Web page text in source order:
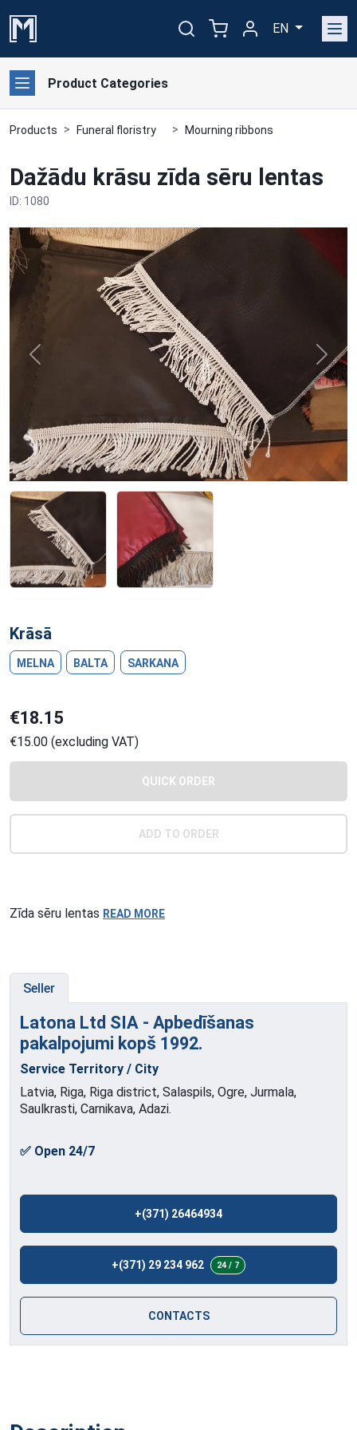
EN
Product Categories
Products Funeral floristry Mourning ribbons
Previous Next
Dažādu krāsu zīda sēru lentas
ID: 1080
Krāsā
MELNA BALTA SARKANA
€18.15
€15.00 (excluding VAT)
QUICK ORDER
ADD TO ORDER
Zīda sēru lentas READ MORE
Seller
Latona Ltd SIA - Apbedīšanas
pakalpojumi kopš 1992.
Service Territory / City
Latvia, Riga, Riga district, Salaspils, Ogre, Jurmala,
Saulkrasti, Carnikava, Adazi.
✅ Open 24/7
+(371) 26464934
+(371) 29 234 962 24 / 7
CONTACTS